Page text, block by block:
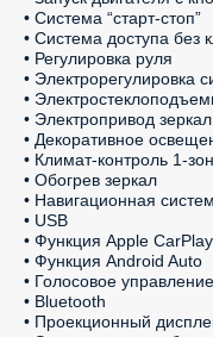
• Система “старт-стоп”
• Система доступа без
• Регулировка руля
• Электрорегулировка
•
• Электропривод зеркал
• Декоративное
• Климат-контроль 1-
• Обогрев зеркал
• Навигационная
• USB
• Функция Apple CarPlay
• Функция Android Auto
• Голосовое управление
• Bluetooth
• Проекционный